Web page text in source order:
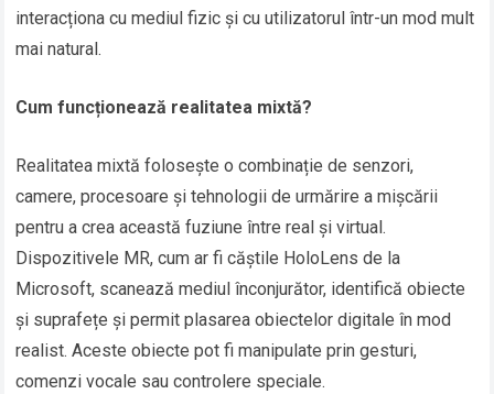
interacționa cu mediul fizic și cu utilizatorul într-un mod mult
mai natural.
Cum funcționează realitatea mixtă?
Realitatea mixtă folosește o combinație de senzori,
camere, procesoare și tehnologii de urmărire a mișcării
pentru a crea această fuziune între real și virtual.
Dispozitivele MR, cum ar fi căștile HoloLens de la
Microsoft, scanează mediul înconjurător, identifică obiecte
și suprafețe și permit plasarea obiectelor digitale în mod
realist. Aceste obiecte pot fi manipulate prin gesturi,
comenzi vocale sau controlere speciale.